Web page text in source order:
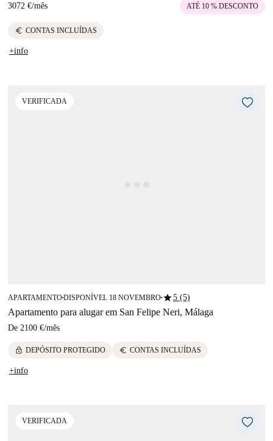
3072 €/mês ATÉ 10 % DESCONTO
euro CONTAS INCLUÍDAS
+info
VERIFICADA
APARTAMENTO■DISPONÍVEL 18 NOVEMBRO■star5 (5)
Apartamento para alugar em San Felipe Neri, Málaga
De 2100 €/mês
lock DEPÓSITO PROTEGIDO euro CONTAS INCLUÍDAS
+info
VERIFICADA